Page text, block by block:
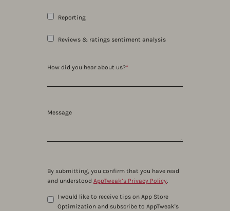
Reporting
Reviews & ratings sentiment analysis
How did you hear about us?*
Message
By submitting, you confirm that you have read
and understood AppTweak’s Privacy Policy.
I would like to receive tips on App Store
Optimization and subscribe to AppTweak's